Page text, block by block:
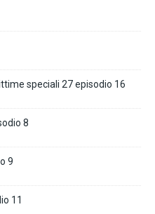
speciali 27 episodio 16
8
9
11